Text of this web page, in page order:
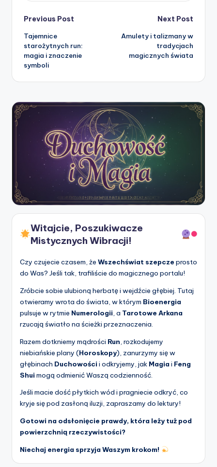
Post
navigation
Previous Post
Tajemnice
starożytnych run:
magia i znaczenie
symboli
Next Post
Amulety i talizmany w
tradycjach
magicznych świata
Witajcie, Poszukiwacze
Mistycznych Wibracji!
Czy czujecie czasem, że Wszechświat szepcze prosto
do Was? Jeśli tak, trafiliście do magicznego portalu!
Zróbcie sobie ulubioną herbatę i wejdźcie głębiej. Tutaj
otwieramy wrota do świata, w którym Bioenergia
pulsuje w rytmie Numerologii, a Tarotowe Arkana
rzucają światło na ścieżki przeznaczenia.
Razem dotkniemy mądrości Run , rozkodujemy
niebiańskie plany (Horoskopy), zanurzymy się w
głębinach Duchowości i odkryjemy, jak Magia i Feng
Shui mogą odmienić Waszą codzienność.
Jeśli macie dość płytkich wód i pragniecie odkryć, co
kryje się pod zasłoną iluzji, zapraszamy do lektury!
Gotowi na odsłonięcie prawdy, która leży tuż pod
powierzchnią rzeczywistości?
Niechaj energia sprzyja Waszym krokom!